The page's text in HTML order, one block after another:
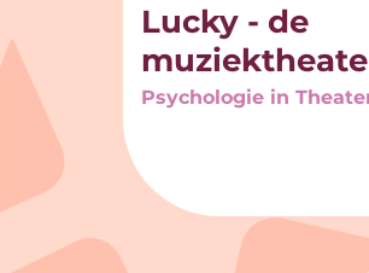
Lucky - de
Psychologie in